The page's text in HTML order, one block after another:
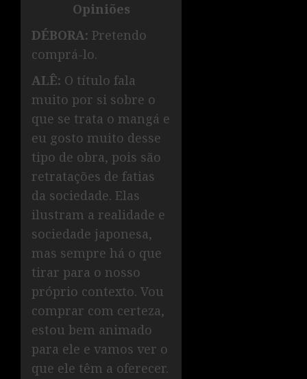
Opiniões
DÉBORA: Pretendo
comprá-lo.
ALÊ: O título fala
muito por si sobre o
que se trata o mangá e
eu gosto muito desse
tipo de obra, pois são
retratações de fatias
da sociedade. Elas
ilustram a realidade e
sociedade japonesa,
mas sempre há o que
tirar para o nosso
próprio contexto. Vou
comprar com certeza,
estou bem animado
para ele e vamos ver o
que ele têm a oferecer.